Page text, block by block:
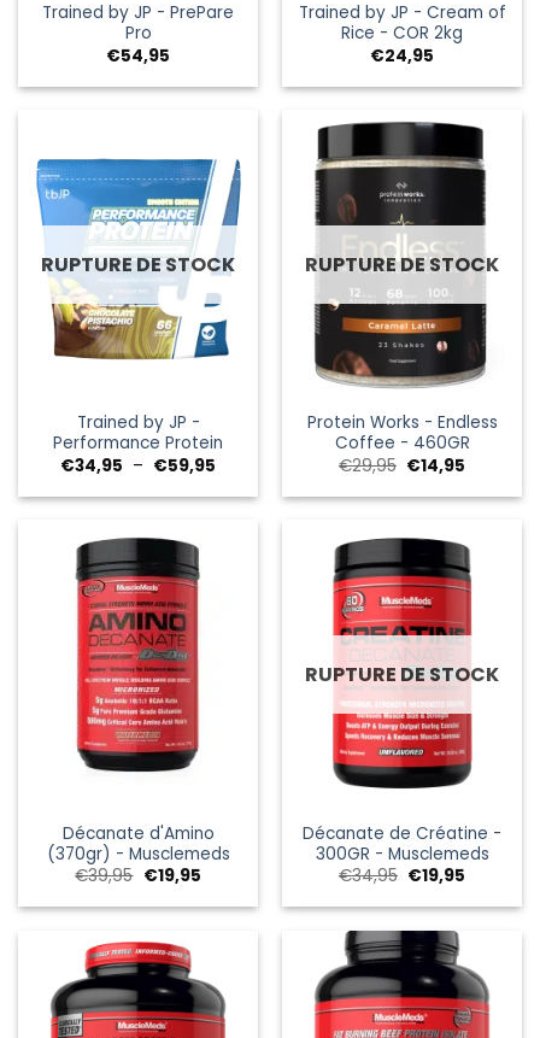
Trained by JP - PrePare
Pro
€54,95
Trained by JP - Cream of
Rice - COR 2kg
€24,95
RUPTURE DE STOCK
Trained by JP -
Performance Protein
€34,95 – €59,95
prix :
RUPTURE DE STOCK
Protein Works - Endless
Coffee - 460GR
€29,95 Le
initial
€14,95
actuel
€14,95.
Décanate d'Amino
(370gr) - Musclemeds
€39,95 Le
initial
€39,95.
€19,95Le
actuel
RUPTURE DE STOCK
Décanate de Créatine -
300GR - Musclemeds
€34,95 Le
initial
€34,95.
€19,95
actuel